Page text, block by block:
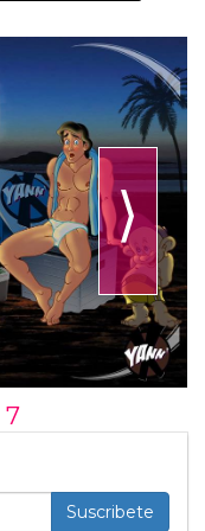
⟩
7
Suscribete